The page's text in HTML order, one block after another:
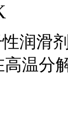
滑剂
高温分